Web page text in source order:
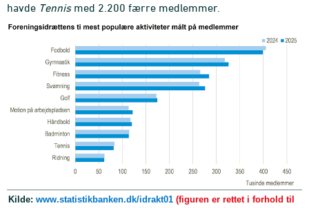
havde Tennismed 2.200 færre medlemmer.
Kilde: www.statistikbanken.dk/idrakt01 (figuren er rettet i forhold til